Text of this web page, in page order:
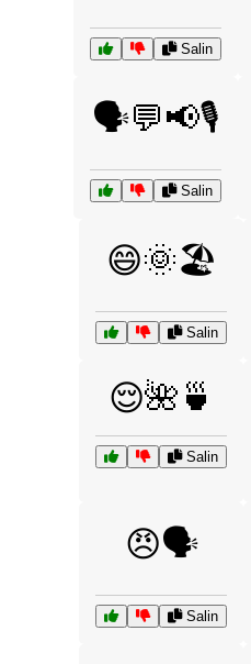
Salin
🗣️💬📢🎙️
Salin
😄🌞🏖️
Salin
😌🌺🍵
Salin
😠🗣️
Salin